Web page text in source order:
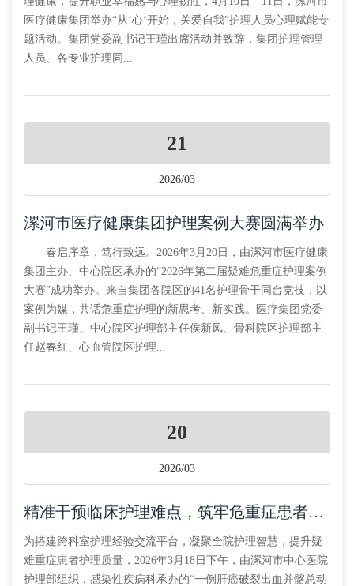
医疗健康集团举办“从‘心’开始，关爱自我”护理人员心理赋能专
题活动。集团党委副书记王瑾出席活动并致辞，集团护理管理
人员、各专业护理同...
21
2026/03
漯河市医疗健康集团护理案例大赛圆满举办
春启序章，笃行致远。2026年3月20日，由漯河市医疗健康
集团主办、中心院区承办的“2026年第二届疑难危重症护理案例
大赛”成功举办。来自集团各院区的41名护理骨干同台竞技，以
案例为媒，共话危重症护理的新思考、新实践。医疗集团党委
副书记王瑾、中心院区护理部主任侯新凤、骨科院区护理部主
任赵春红、心血管院区护理...
20
2026/03
精准干预临床护理难点，筑牢危重症患者安全护理防线
为搭建跨科室护理经验交流平台，凝聚全院护理智慧，提升疑
难重症患者护理质量，2026年3月18日下午，由漯河市中心医院
护理部组织，感染性疾病科承办的“一例肝癌破裂出血并髂总动